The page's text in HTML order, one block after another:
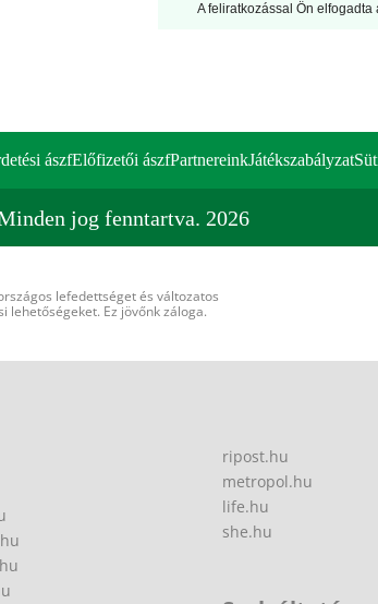
A feliratkozással Ön elfogadta
ászfElőfizetői ászfPartnereinkJátékszabályzat
jog fenntartva. 2026
lefedettséget és változatos
lehetőségeket. Ez jövőnk záloga.
ripost.hu
metropol.hu
life.hu
she.hu